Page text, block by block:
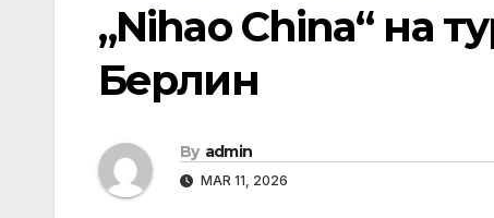
„Nihao China“ на
Берлин
By admin
MAR 11, 2026